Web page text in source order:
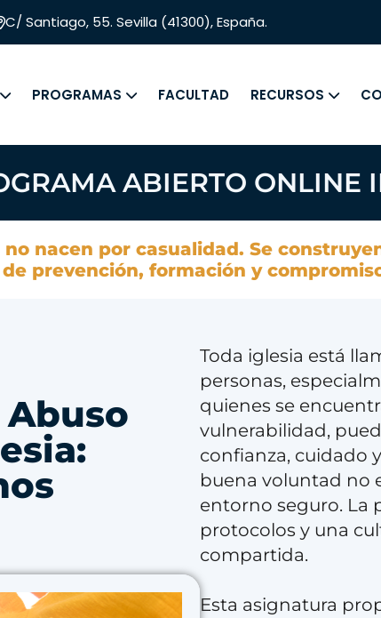
C/ Santiago, 55. Sevilla (41300), España.
PROGRAMAS FACULTAD RECURSOS
ABIERTO ONLINE
no nacen por casualidad. Se
de prevención, formación y
Toda iglesia está
personas,
quienes se
vulnerabilidad,
confianza, cuidado
buena voluntad no
entorno seguro. La
protocolos y una
compartida.
Esta asignatura